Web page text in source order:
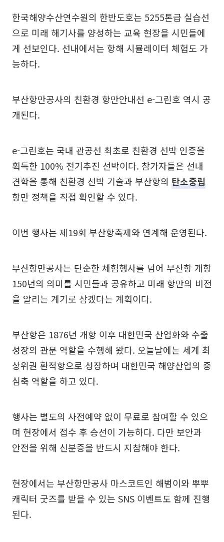
한국해양수산연수원의 한반도호는 5255톤급 실습선
으로 미래 해기사를 양성하는 교육 현장을 시민들에
게 선보인다. 선내에서는 항해 시뮬레이터 체험도 가
능하다.
부산항만공사의 친환경 항만안내선 e-그린호 역시 공
개된다.
e-그린호는 국내 관공선 최초로 친환경 선박 인증을
획득한 100% 전기추진 선박이다. 참가자들은 선내
견학을 통해 친환경 선박 기술과 부산항의 탄소중립
항만 정책을 직접 확인할 수 있다.
이번 행사는 제19회 부산항축제와 연계해 운영된다.
부산항만공사는 단순한 체험행사를 넘어 부산항 개항
150년의 의미를 시민들과 공유하고 미래 항만의 비전
을 알리는 계기로 삼겠다는 계획이다.
부산항은 1876년 개항 이후 대한민국 산업화와 수출
성장의 관문 역할을 수행해 왔다. 오늘날에는 세계 최
상위권 환적항으로 성장하며 대한민국 해양산업의 중
심축 역할을 하고 있다.
행사는 별도의 사전예약 없이 무료로 참여할 수 있으
며 현장에서 접수 후 승선이 가능하다. 다만 보안과
안전을 위해 신분증을 반드시 지참해야 한다.
현장에서는 부산항만공사 마스코트인 해범이와 뿌뿌
캐릭터 굿즈를 받을 수 있는 SNS 이벤트도 함께 진행
된다.